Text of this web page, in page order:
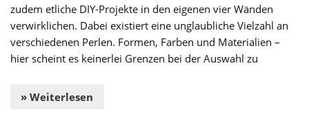
zudem etliche DIY-Projekte in den eigenen vier Wänden
verwirklichen. Dabei existiert eine unglaubliche Vielzahl an
verschiedenen Perlen. Formen, Farben und Materialien –
hier scheint es keinerlei Grenzen bei der Auswahl zu
» Weiterlesen